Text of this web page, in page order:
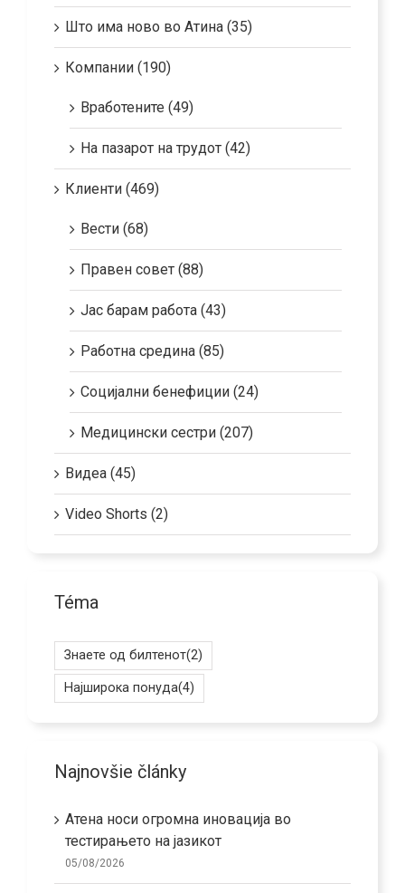
Што има ново во Атина (35)
Компании (190)
Вработените (49)
На пазарот на трудот (42)
Клиенти (469)
Вести (68)
Правен совет (88)
Јас барам работа (43)
Работна средина (85)
Социјални бенефиции (24)
Медицински сестри (207)
Видеа (45)
Video Shorts (2)
Téma
Знаете од билтенот(2)
Најширока понуда(4)
Najnovšie články
Атена носи огромна иновација во
тестирањето на јазикот
05/08/2026